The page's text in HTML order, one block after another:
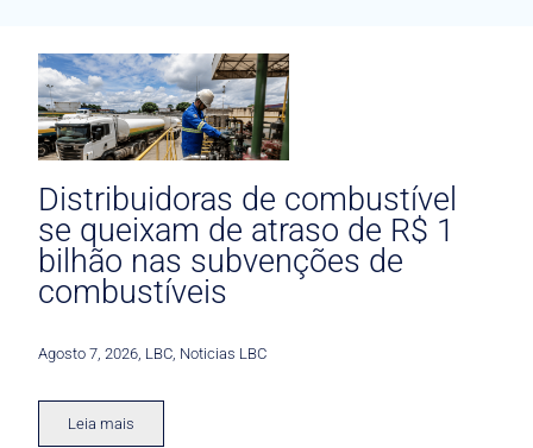
Distribuidoras de combustível
se queixam de atraso de R$ 1
bilhão nas subvenções de
combustíveis
Agosto 7, 2026 LBC Noticias LBC
Leia mais